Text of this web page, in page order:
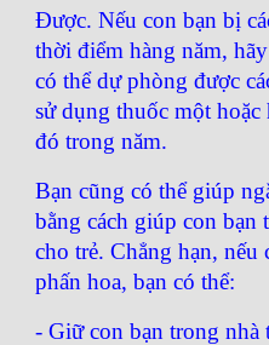
Được. Nếu con bạn bị
thời điểm hàng năm,
có thể dự phòng được
sử dụng thuốc một
đó trong năm.
Bạn cũng có thể giúp
bằng cách giúp con bạn
cho trẻ. Chẳng hạn,
phấn hoa, bạn có thể:
- Giữ con bạn trong